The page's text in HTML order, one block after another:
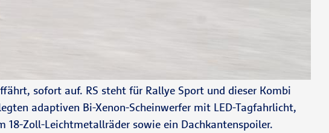
sofort auf. RS steht für Rallye Sport und dieser Kombi
adaptiven Bi-Xenon-Scheinwerfer mit LED-Tagfahrlicht,
Zoll-Leichtmetallräder sowie ein Dachkantenspoiler.